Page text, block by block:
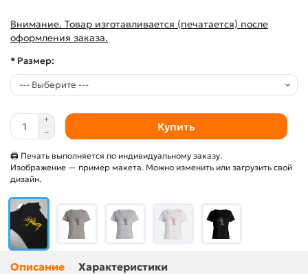
Внимание. Товар изготавливается (печатается) после
оформления заказа.
* Размер:
Купить
🖨 Печать выполняется по индивидуальному заказу.
Изображение — пример макета. Можно изменить или загрузить свой
дизайн.
Описание Характеристики